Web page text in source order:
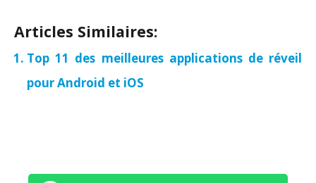
Articles Similaires:
Top 11 des meilleures applications de réveil
pour Android et iOS